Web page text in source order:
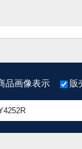
品画像表示 販